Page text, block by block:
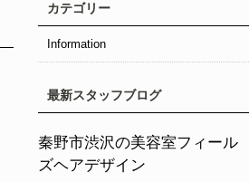
カテゴリー
Information
最新スタッフブログ
秦野市渋沢の美容室フィール
ズヘアデザイン